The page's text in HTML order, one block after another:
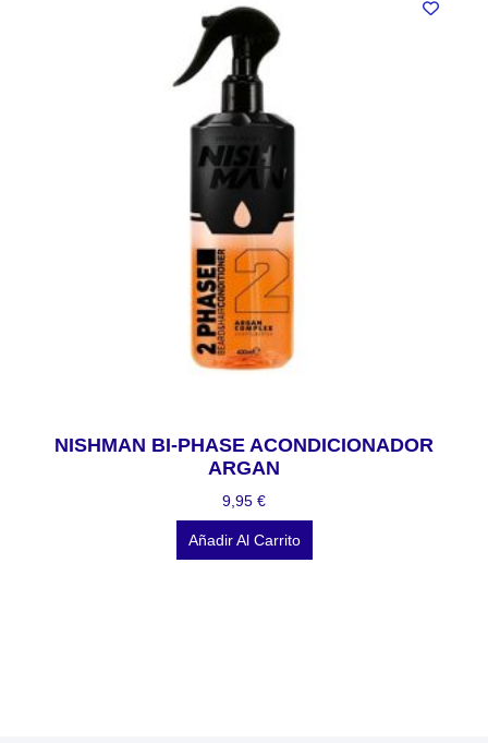
NISHMAN BI-PHASE ACONDICIONADOR
ARGAN
9,95 €
Añadir Al Carrito